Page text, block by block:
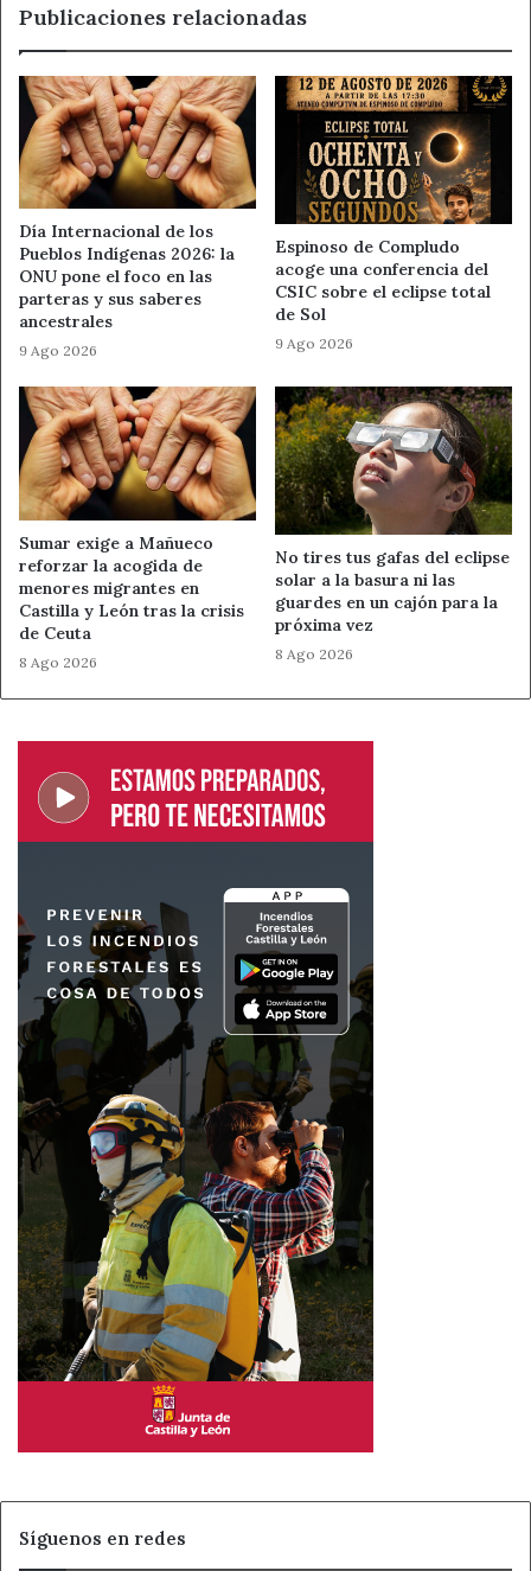
Camponaraya.
Morán ha hecho extensivo este reconocimiento a los
equipos que han acompañado a los regidores y regidoras
homenajeados durante todos estos años, así como al
municipalismo en general, por el trabajo que hacen por el
medio rural de la provincia, especialmente en los pueblos
más pequeños.
Ahora León Noticias de León
Publicaciones relacionadas
Día Internacional de los
Pueblos Indígenas 2026: la
ONU pone el foco en las
parteras y sus saberes
ancestrales
9 Ago 2026
Espinoso de Compludo
acoge una conferencia del
CSIC sobre el eclipse total
de Sol
9 Ago 2026
Sumar exige a Mañueco
reforzar la acogida de
menores migrantes en
Castilla y León tras la crisis
de Ceuta
8 Ago 2026
No tires tus gafas del eclipse
solar a la basura ni las
guardes en un cajón para la
próxima vez
8 Ago 2026
Síguenos en redes